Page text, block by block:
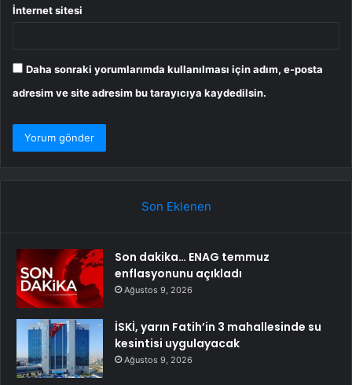
İnternet sitesi
Daha sonraki yorumlarımda kullanılması için adım, e-posta
adresim ve site adresim bu tarayıcıya kaydedilsin.
Son Eklenen
Son dakika… ENAG temmuz
enflasyonunu açıkladı
Ağustos 9, 2026
İSKİ, yarın Fatih’in 3 mahallesinde su
kesintisi uygulayacak
Ağustos 9, 2026